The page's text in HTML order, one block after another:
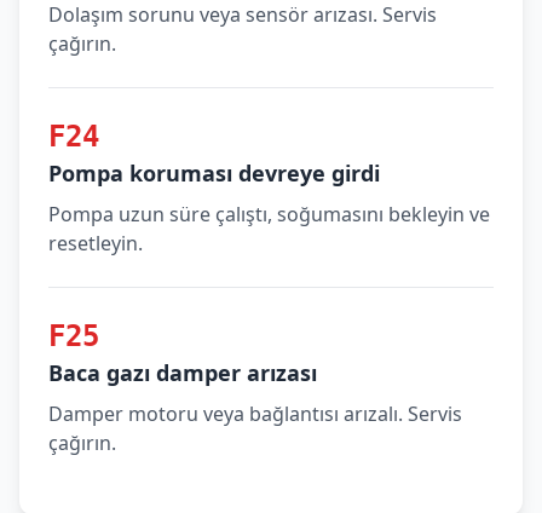
Dolaşım sorunu veya sensör arızası. Servis
çağırın.
F24
Pompa koruması devreye girdi
Pompa uzun süre çalıştı, soğumasını bekleyin ve
resetleyin.
F25
Baca gazı damper arızası
Damper motoru veya bağlantısı arızalı. Servis
çağırın.